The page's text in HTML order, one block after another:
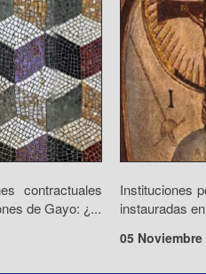
contractuales
de Gayo: ¿...
Instituciones
instauradas
05 Noviembre